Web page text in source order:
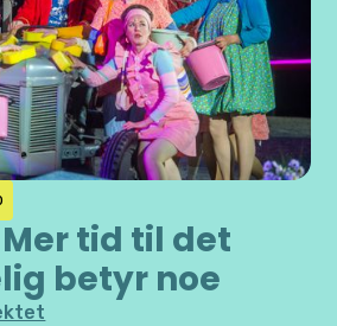
tid til det
betyr noe